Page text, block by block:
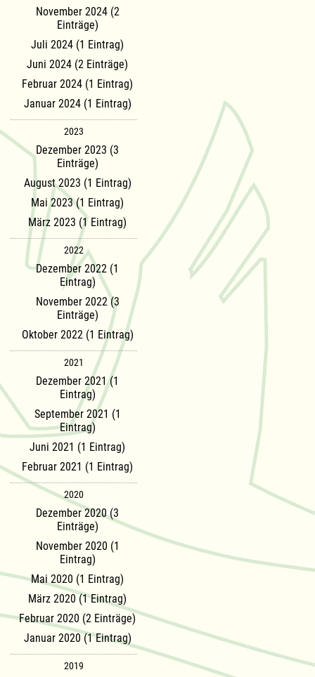
November 2024 (2
Einträge)
Juli 2024 (1 Eintrag)
Juni 2024 (2 Einträge)
Februar 2024 (1 Eintrag)
Januar 2024 (1 Eintrag)
2023
Dezember 2023 (3
Einträge)
August 2023 (1 Eintrag)
Mai 2023 (1 Eintrag)
März 2023 (1 Eintrag)
2022
Dezember 2022 (1
Eintrag)
November 2022 (3
Einträge)
Oktober 2022 (1 Eintrag)
2021
Dezember 2021 (1
Eintrag)
September 2021 (1
Eintrag)
Juni 2021 (1 Eintrag)
Februar 2021 (1 Eintrag)
2020
Dezember 2020 (3
Einträge)
November 2020 (1
Eintrag)
Mai 2020 (1 Eintrag)
März 2020 (1 Eintrag)
Februar 2020 (2 Einträge)
Januar 2020 (1 Eintrag)
2019